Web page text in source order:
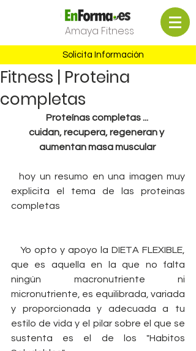
Amaya Fitness
Solicita Información
Fitness | Proteina
completas
Proteínas completas ...
cuidan, recupera, regeneran y
aumentan masa muscular
explicita el tema de las proteinas
completas
que es aquella en la que no falta
ningún macronutriente ni
micronutriente, es equilibrada, variada
y proporcionada y adecuada a tu
estilo de vida y el pilar sobre el que se
sustenta es el de los "Habitos